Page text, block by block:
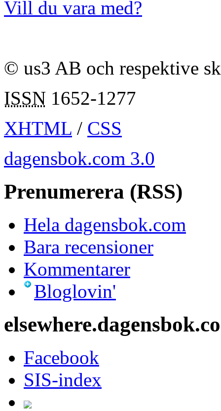
Vill du vara med?
© us3 AB och respektive
ISSN 1652-1277
XHTML / CSS
dagensbok.com 3.0
Prenumerera (RSS)
Hela dagensbok.com
Bara recensioner
Kommentarer
Bloglovin'
Facebook
SIS-index